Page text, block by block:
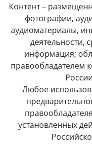
Контент –
фотографии,
аудиоматериалы,
деятельности,
информация;
правообладателем
Любое
установленных